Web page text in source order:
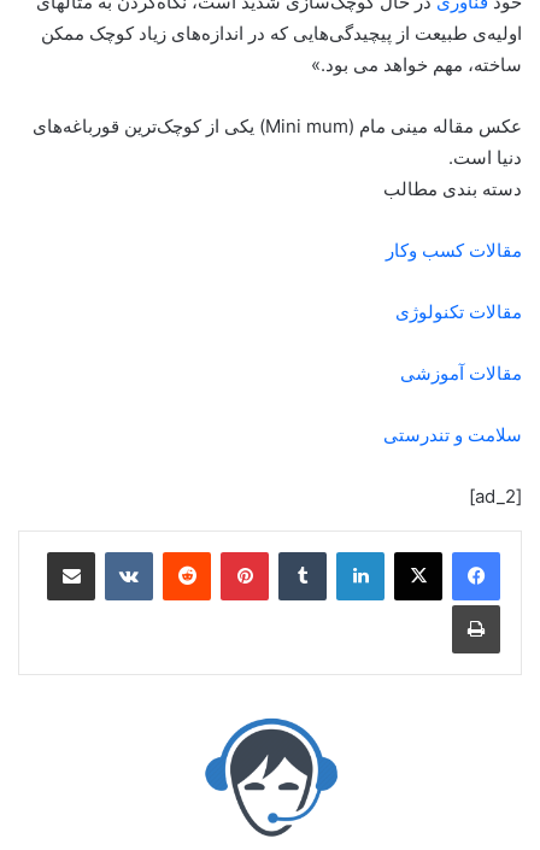
اولیه‌ی طبیعت از پیچیدگی‌هایی که در اندازه‌های زیاد کوچک ممکن
ساخته، مهم خواهد می بود.»
عکس مقاله مینی مام (Mini mum) یکی از کوچک‌ترین قورباغه‌های
دنیا است.
دسته بندی مطالب
مقالات کسب وکار
مقالات تکنولوژی
مقالات آموزشی
سلامت و تندرستی
[ad_2]